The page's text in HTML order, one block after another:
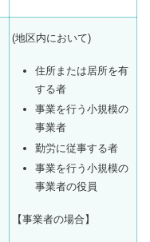
(地区内において)
住所または居所を有
する者
事業を行う小規模の
事業者
勤労に従事する者
事業を行う小規模の
事業者の役員
【事業者の場合】